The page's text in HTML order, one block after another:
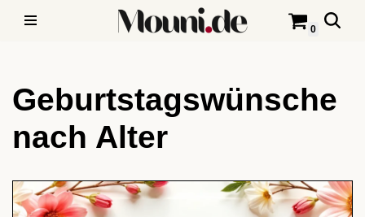
springen
0
Geburtstagswünsche
nach Alter